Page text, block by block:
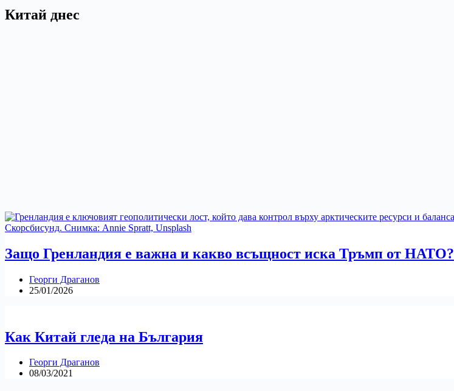
Китай днес
Защо Гренландия е важна и какво всъщност иска Тръмп от НАТО?
Георги Драганов
25/01/2026
Как Китай гледа на България
Георги Драганов
08/03/2021